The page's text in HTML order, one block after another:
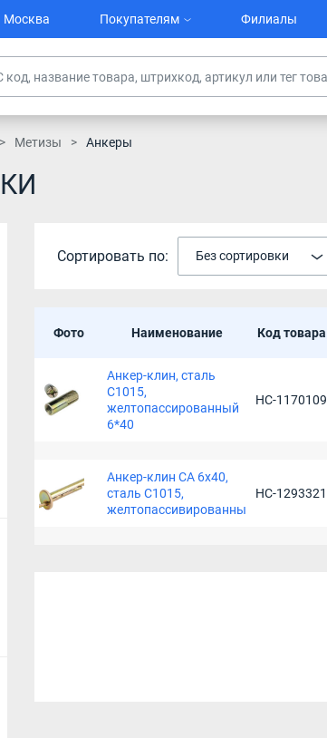
Москва Покупателям Филиалы
Метизы Анкеры
Сортировать по: Без сортировки
Фото Наименование Код товара
Анкер-клин, сталь
С1015,
желтопассированный
6*40
НС-1170109
Анкер-клин СА 6х40,
сталь С1015,
желтопассивированны
НС-1293321